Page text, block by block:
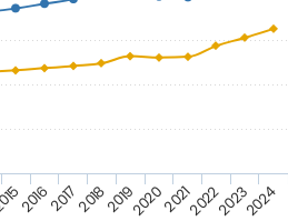
201620172018201920202021202220232024